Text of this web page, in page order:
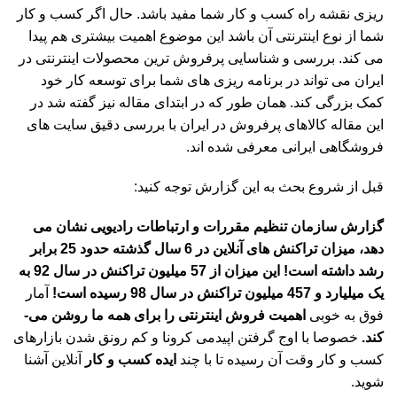
ریزی نقشه راه کسب و کار شما مفید باشد. حال اگر کسب و کار
شما از نوع اینترنتی آن باشد این موضوع اهمیت بیشتری هم پیدا
می کند. بررسی و شناسایی پرفروش ترین محصولات اینترنتی در
ایران می تواند در برنامه ریزی های شما برای توسعه کار خود
کمک بزرگی کند. همان طور که در ابتدای مقاله نیز گفته شد در
این مقاله کالاهای پرفروش در ایران با بررسی دقیق سایت های
فروشگاهی ایرانی معرفی شده اند.
قبل از شروع بحث به این گزارش توجه کنید:
گزارش سازمان تنظیم مقررات و ارتباطات رادیویی نشان می
دهد، میزان تراکنش های آنلاین در 6 سال گذشته حدود 25 برابر
رشد داشته است! این میزان از 57 میلیون تراکنش در سال 92 به
یک میلیارد و 457 میلیون تراکنش در سال 98 رسیده است!
آمار
فوق به خوبی اهمیت فروش اینترنتی را برای همه ما روشن می­
کند. خصوصا با اوج گرفتن اپیدمی کرونا و کم رونق شدن بازارهای
کسب و کار وقت آن رسیده تا با چند ایده کسب و کار
آنلاین آشنا
شوید.